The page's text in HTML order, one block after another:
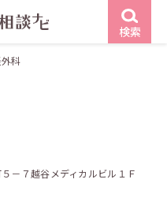
検索
科
－７越谷メディカルビル１Ｆ